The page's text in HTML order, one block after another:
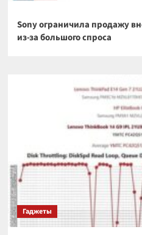
Sony ограничила продажу
из-за большого спроса
Гаджеты